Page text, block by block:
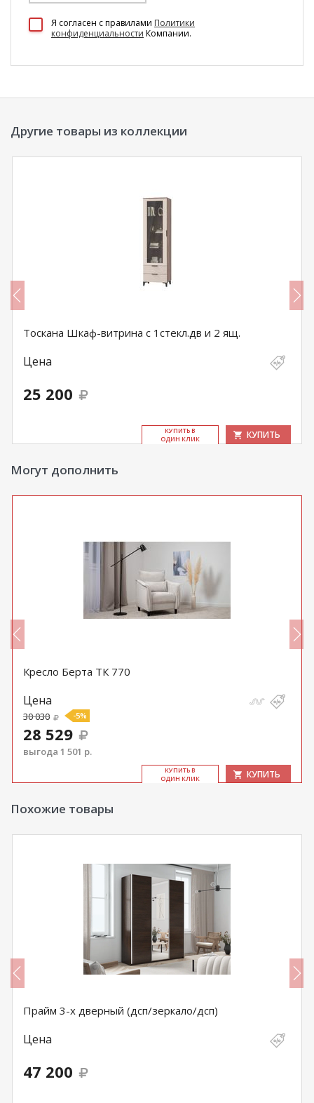
Я согласен c правилами Политики
конфиденциальности Компании.
Другие товары из коллекции
Тоскана Шкаф-витрина с 1стекл.дв и 2 ящ.
Цена
25 200
КУ­ПИТЬ В
ОДИН КЛИК
КУПИТЬ
Могут дополнить
Кресло Берта ТК 770
Цена
30 030 -5%
28 529
выгода 1 501 р.
КУ­ПИТЬ В
ОДИН КЛИК
КУПИТЬ
Похожие товары
Прайм 3-х дверный (дсп/зеркало/дсп)
Цена
47 200